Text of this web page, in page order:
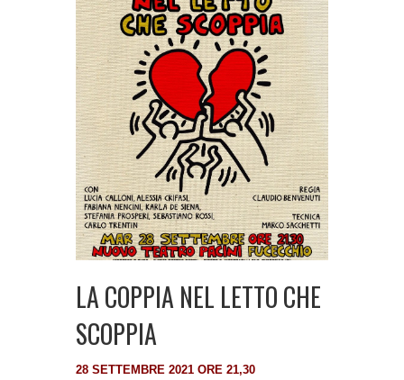
LA COPPIA NEL LETTO CHE
SCOPPIA
28 SETTEMBRE 2021 ORE 21,30